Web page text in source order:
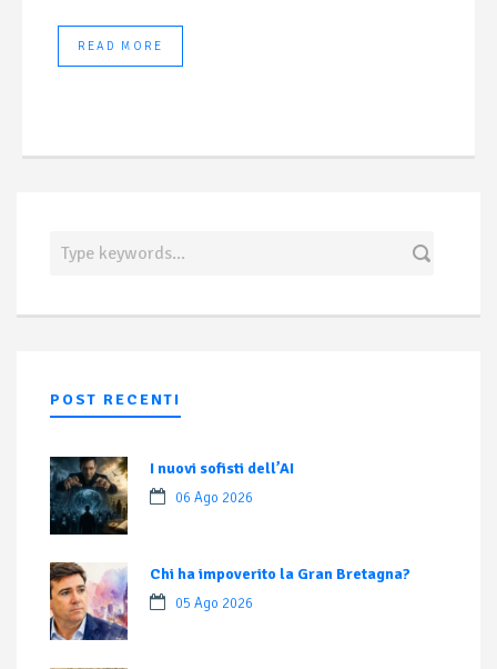
READ MORE
POST RECENTI
I nuovi sofisti dell’AI
06 Ago 2026
Chi ha impoverito la Gran Bretagna?
05 Ago 2026